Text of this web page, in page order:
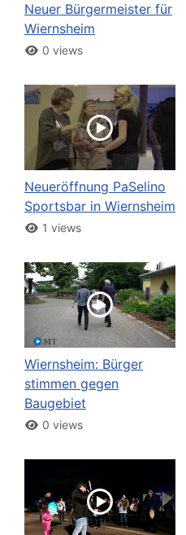
Neuer Bürgermeister für
Wiernsheim
0 views
Neueröffnung PaSelino
Sportsbar in Wiernsheim
1 views
Wiernsheim: Bürger
stimmen gegen
Baugebiet
0 views